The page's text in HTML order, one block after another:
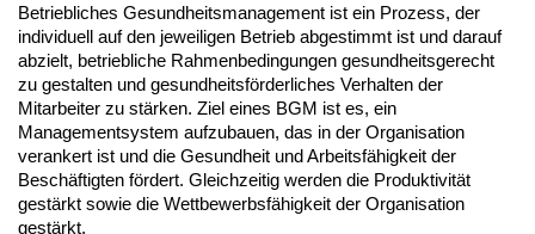
Betriebliches Gesundheitsmanagement ist ein Prozess, der
individuell auf den jeweiligen Betrieb abgestimmt ist und darauf
abzielt, betriebliche Rahmenbedingungen gesundheitsgerecht
zu gestalten und gesundheitsförderliches Verhalten der
Mitarbeiter zu stärken. Ziel eines BGM ist es, ein
Managementsystem aufzubauen, das in der Organisation
verankert ist und die Gesundheit und Arbeitsfähigkeit der
Beschäftigten fördert. Gleichzeitig werden die Produktivität
gestärkt sowie die Wettbewerbsfähigkeit der Organisation
gestärkt.